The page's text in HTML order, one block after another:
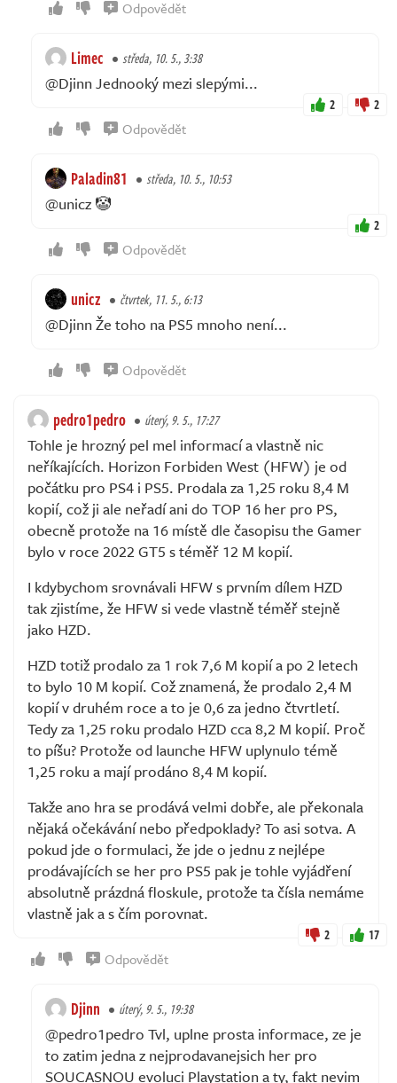
Odpovědět
Limec středa, 10. 5., 3:38
@Djinn Jednooký mezi slepými...
2 2
Odpovědět
Paladin81 středa, 10. 5., 10:53
@unicz 🤡
2
Odpovědět
unicz čtvrtek, 11. 5., 6:13
@Djinn Že toho na PS5 mnoho není...
Odpovědět
pedro1pedro úterý, 9. 5., 17:27
Tohle je hrozný pel mel informací a vlastně nic
neříkajících. Horizon Forbiden West (HFW) je od
počátku pro PS4 i PS5. Prodala za 1,25 roku 8,4 M
kopií, což ji ale neřadí ani do TOP 16 her pro PS,
obecně protože na 16 místě dle časopisu the Gamer
bylo v roce 2022 GT5 s téměř 12 M kopií.
I kdybychom srovnávali HFW s prvním dílem HZD
tak zjistíme, že HFW si vede vlastně téměř stejně
jako HZD.
HZD totiž prodalo za 1 rok 7,6 M kopií a po 2 letech
to bylo 10 M kopií. Což znamená, že prodalo 2,4 M
kopií v druhém roce a to je 0,6 za jedno čtvrtletí.
Tedy za 1,25 roku prodalo HZD cca 8,2 M kopií. Proč
to píšu? Protože od launche HFW uplynulo témě
1,25 roku a mají prodáno 8,4 M kopií.
Takže ano hra se prodává velmi dobře, ale překonala
nějaká očekávání nebo předpoklady? To asi sotva. A
pokud jde o formulaci, že jde o jednu z nejlépe
prodávajících se her pro PS5 pak je tohle vyjádření
absolutně prázdná floskule, protože ta čísla nemáme
vlastně jak a s čím porovnat.
2 17
Odpovědět
Djinn úterý, 9. 5., 19:38
@pedro1pedro Tvl, uplne prosta informace, ze je
to zatim jedna z nejprodavanejsich her pro
SOUCASNOU evoluci Playstation a ty, fakt nevim